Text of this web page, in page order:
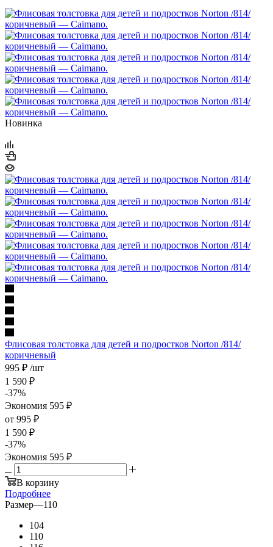
Новинка
Флисовая толстовка для детей и подростков Norton /814/
коричневый
995 ₽ /шт
1 590 ₽
-37%
Экономия 595 ₽
от 995 ₽
1 590 ₽
-37%
Экономия 595 ₽
В корзину
Подробнее
Размер—110
104
110